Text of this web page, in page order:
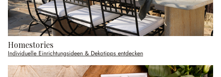
Homestories
Individuelle Einrichtungsideen & Dekotipps entdecken